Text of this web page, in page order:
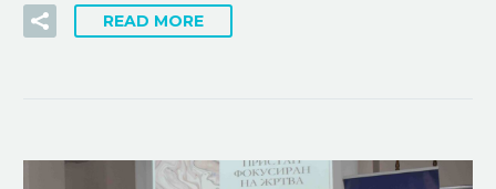
READ MORE